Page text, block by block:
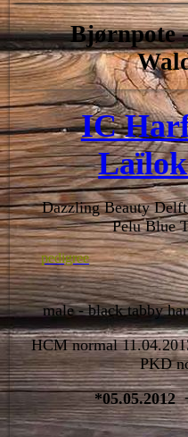
Bjørnpote
IC
Dazzling Beauty
Pelu Blue
pedigree
male - black tabby
HCM normal
PKD
*05.05.2012